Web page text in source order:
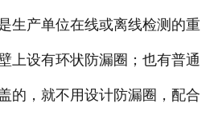
生产单位在线或离线检测的重
上设有环状防漏圈；也有普通
的，就不用设计防漏圈，配合